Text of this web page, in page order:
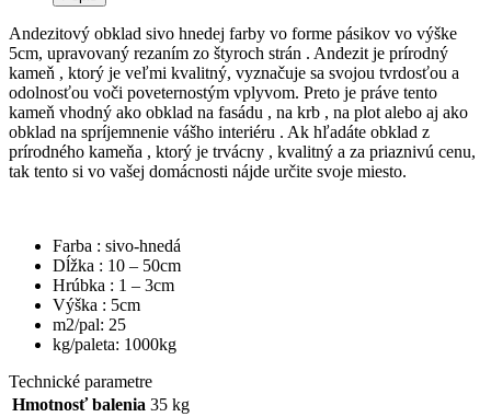
Andezitový obklad sivo hnedej farby vo forme pásikov vo výške
5cm, upravovaný rezaním zo štyroch strán . Andezit je prírodný
kameň , ktorý je veľmi kvalitný, vyznačuje sa svojou tvrdosťou a
odolnosťou voči poveternostým vplyvom. Preto je práve tento
kameň vhodný ako obklad na fasádu , na krb , na plot alebo aj ako
obklad na spríjemnenie vášho interiéru . Ak hľadáte obklad z
prírodného kameňa , ktorý je trvácny , kvalitný a za priaznivú cenu,
tak tento si vo vašej domácnosti nájde určite svoje miesto.
Farba : sivo-hnedá
Dĺžka : 10 – 50cm
Hrúbka : 1 – 3cm
Výška : 5cm
m2/pal: 25
kg/paleta: 1000kg
Technické parametre
Hmotnosť balenia 35 kg